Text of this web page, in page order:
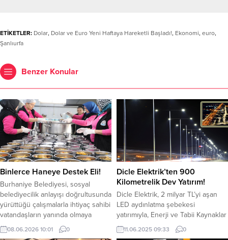
ETİKETLER: Dolar, Dolar ve Euro Yeni Haftaya Hareketli Başladı!, Ekonomi, euro,
Şanlıurfa
Benzer Konular
Binlerce Haneye Destek Eli!
Burhaniye Belediyesi, sosyal
belediyecilik anlayışı doğrultusunda
yürüttüğü çalışmalarla ihtiyaç sahibi
vatandaşların yanında olmaya
devam ediyor. Burhaniye
Belediyesi Kültür ve Sosyal İşler
08.06.2026 10:01 0
Dicle Elektrik’ten 900
Kilometrelik Dev Yatırım!
Dicle Elektrik, 2 milyar TL’yi aşan
LED aydınlatma şebekesi
yatırımıyla, Enerji ve Tabii Kaynaklar
Bakanlığı verilerine göre 21 dağıtım
şirketi arasında zirveye yerleşti.
11.06.2025 09:33 0